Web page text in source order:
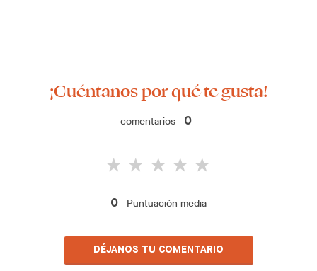
¡Cuéntanos por qué te gusta!
comentarios 0
0 Puntuación media
DÉJANOS TU COMENTARIO